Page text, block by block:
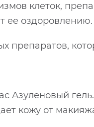
клеток,
ее оздоровлению.
препаратов,
Азуленовый
кожу от